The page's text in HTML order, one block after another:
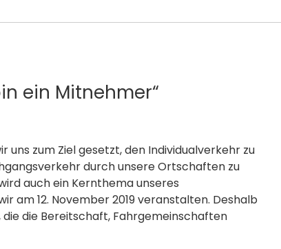
ein Mitnehmer“
uns zum Ziel gesetzt, den Individualverkehr zu
durch unsere Ortschaften zu
auch ein Kernthema unseres
am 12. November 2019 veranstalten. Deshalb
die Bereitschaft, Fahrgemeinschaften